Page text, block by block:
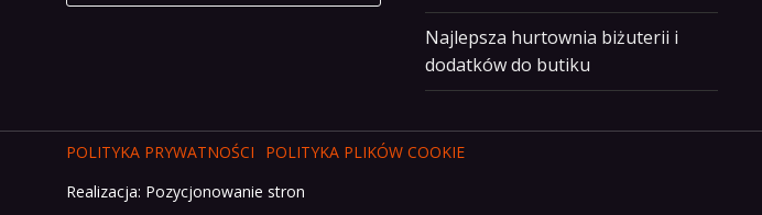
Najlepsza hurtownia biżuterii i
dodatków do butiku
POLITYKA PRYWATNOŚCI
POLITYKA PLIKÓW COOKIE
Realizacja: Pozycjonowanie stron